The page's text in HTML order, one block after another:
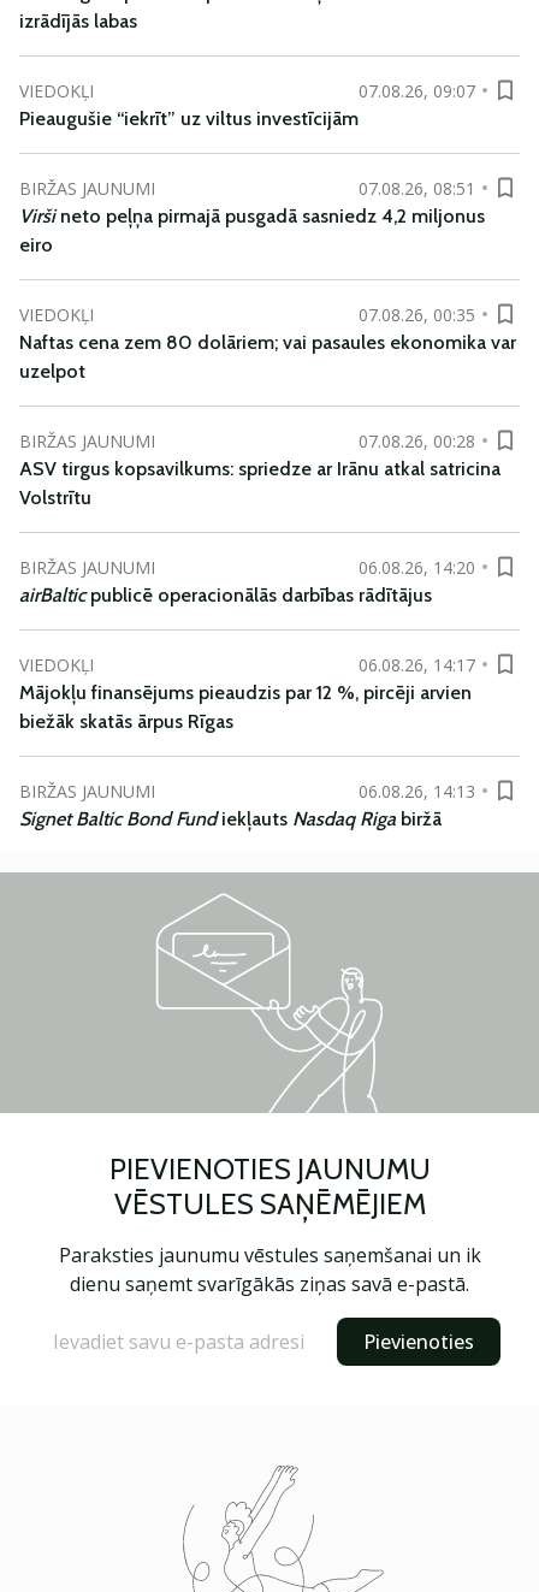
izrādījās labas
VIEDOKĻI
07.08.26, 09:07
Pieaugušie “iekrīt” uz viltus investīcijām
BIRŽAS JAUNUMI
07.08.26, 08:51
Viršineto peļņa pirmajā pusgadā sasniedz 4,2 miljonus
eiro
VIEDOKĻI
07.08.26, 00:35
Naftas cena zem 80 dolāriem; vai pasaules ekonomika var
uzelpot
BIRŽAS JAUNUMI
07.08.26, 00:28
ASV tirgus kopsavilkums: spriedze ar Irānu atkal satricina
Volstrītu
BIRŽAS JAUNUMI
06.08.26, 14:20
airBalticpublicē operacionālās darbības rādītājus
VIEDOKĻI
06.08.26, 14:17
Mājokļu finansējums pieaudzis par 12 %, pircēji arvien
biežāk skatās ārpus Rīgas
BIRŽAS JAUNUMI
06.08.26, 14:13
Signet Baltic Bond Fundiekļauts Nasdaq Riga biržā
PIEVIENOTIES JAUNUMU
VĒSTULES SAŅĒMĒJIEM
Paraksties jaunumu vēstules saņemšanai un ik
dienu saņemt svarīgākās ziņas savā e-pastā.
Pievienoties